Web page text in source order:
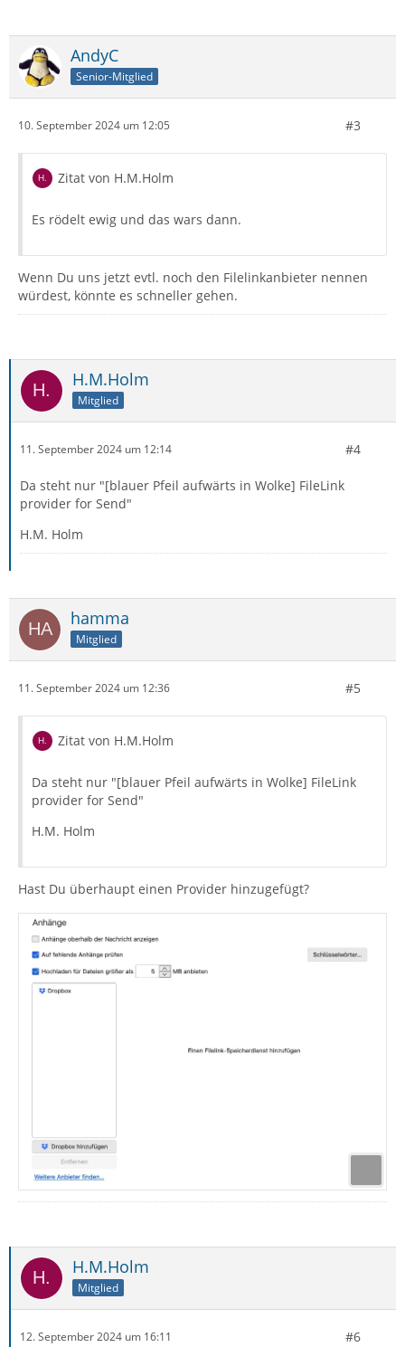
AndyC
Senior-Mitglied
10. September 2024 um 12:05 #3
Zitat von H.M.Holm
Es rödelt ewig und das wars dann.
Wenn Du uns jetzt evtl. noch den Filelinkanbieter nennen
würdest, könnte es schneller gehen.
H.M.Holm
Mitglied
11. September 2024 um 12:14 #4
Da steht nur "[blauer Pfeil aufwärts in Wolke] FileLink
provider for Send"
H.M. Holm
hamma
Mitglied
11. September 2024 um 12:36 #5
Zitat von H.M.Holm
Da steht nur "[blauer Pfeil aufwärts in Wolke] FileLink
provider for Send"
H.M. Holm
Hast Du überhaupt einen Provider hinzugefügt?
H.M.Holm
Mitglied
12. September 2024 um 16:11 #6